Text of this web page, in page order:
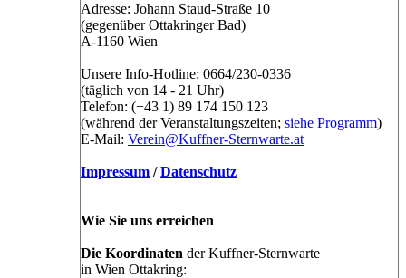
Adresse: Johann Staud-Straße 10
(gegenüber Ottakringer Bad)
A-1160 Wien
Unsere Info-Hotline: 0664/230-0336
(täglich von 14 - 21 Uhr)
Telefon: (+43 1) 89 174 150 123
(während der Veranstaltungszeiten; siehe Programm)
E-Mail: Verein@Kuffner-Sternwarte.at
Impressum /Datenschutz
Wie Sie uns erreichen
Die Koordinaten der Kuffner-Sternwarte
in Wien Ottakring: